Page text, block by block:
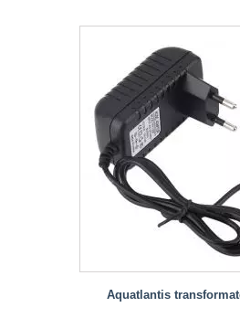
Aquatlantis